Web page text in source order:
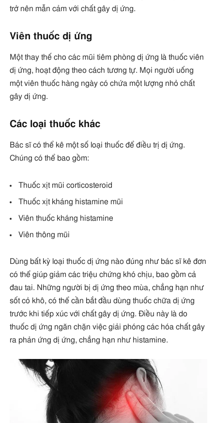
trở nên mẫn cảm với chất gây dị ứng.
Viên thuốc dị ứng
Một thay thế cho các mũi tiêm phòng dị ứng là thuốc viên
dị ứng, hoạt động theo cách tương tự. Mọi người uống
một viên thuốc hàng ngày có chứa một lượng nhỏ chất
gây dị ứng.
Các loại thuốc khác
Bác sĩ có thể kê một số loại thuốc để điều trị dị ứng.
Chúng có thể bao gồm:
Thuốc xịt mũi corticosteroid
Thuốc xịt kháng histamine mũi
Viên thuốc kháng histamine
Viên thông mũi
Dùng bất kỳ loại thuốc dị ứng nào đúng như bác sĩ kê đơn
có thể giúp giảm các triệu chứng khó chịu, bao gồm cả
đau tai. Những người bị dị ứng theo mùa, chẳng hạn như
sốt cỏ khô, có thể cần bắt đầu dùng thuốc chữa dị ứng
trước khi tiếp xúc với chất gây dị ứng. Điều này là do
thuốc dị ứng ngăn chặn việc giải phóng các hóa chất gây
ra phản ứng dị ứng, chẳng hạn như histamine.